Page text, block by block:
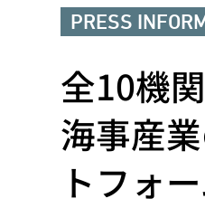
PRESS
全10機
海事産
トフォ